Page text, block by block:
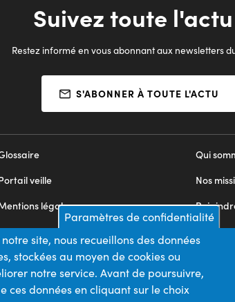
Suivez toute
Restez informé en vous abonnant aux newsletters
S'ABONNER À TOUTE L'ACTU
Qui
Nos
Nous
veille
légales
d'offres
du site
Paramètres de confidentialité
site, nous recueillons des données
stockées au moyen de cookies ou
notre service. Avant de poursuivre,
ces données en cliquant sur le choix